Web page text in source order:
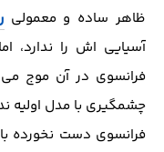
ظاهر ساده و معمولی
آسیایی اش را ندارد،
فرانسوی در آن موج
چشمگیری با مدل اولیه
فرانسوی دست نخورده